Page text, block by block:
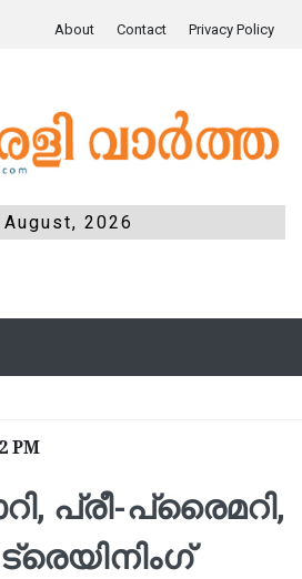
About Contact Privacy Policy
2026
PM
പ്രീ-പ്രൈമറി,
ട്രെയിനിംഗ്